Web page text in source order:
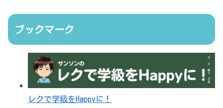
ブックマーク
レクで学級をHappyに！